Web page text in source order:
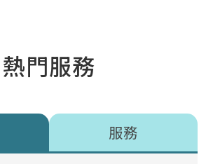
熱門服務
服務